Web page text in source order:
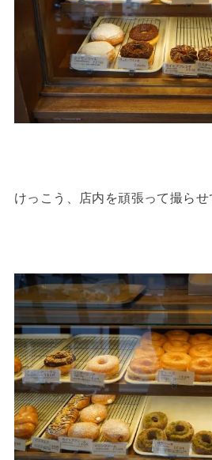
けっこう、店内を頑張って撮ら